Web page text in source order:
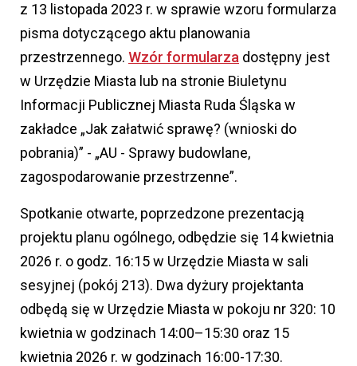
z 13 listopada 2023 r. w sprawie wzoru formularza
pisma dotyczącego aktu planowania
przestrzennego. Wzór formularza dostępny jest
w Urzędzie Miasta lub na stronie Biuletynu
Informacji Publicznej Miasta Ruda Śląska w
zakładce „Jak załatwić sprawę? (wnioski do
pobrania)” - „AU - Sprawy budowlane,
zagospodarowanie przestrzenne”.
Spotkanie otwarte, poprzedzone prezentacją
projektu planu ogólnego, odbędzie się 14 kwietnia
2026 r. o godz. 16:15 w Urzędzie Miasta w sali
sesyjnej (pokój 213). Dwa dyżury projektanta
odbędą się w Urzędzie Miasta w pokoju nr 320: 10
kwietnia w godzinach 14:00–15:30 oraz 15
kwietnia 2026 r. w godzinach 16:00-17:30.